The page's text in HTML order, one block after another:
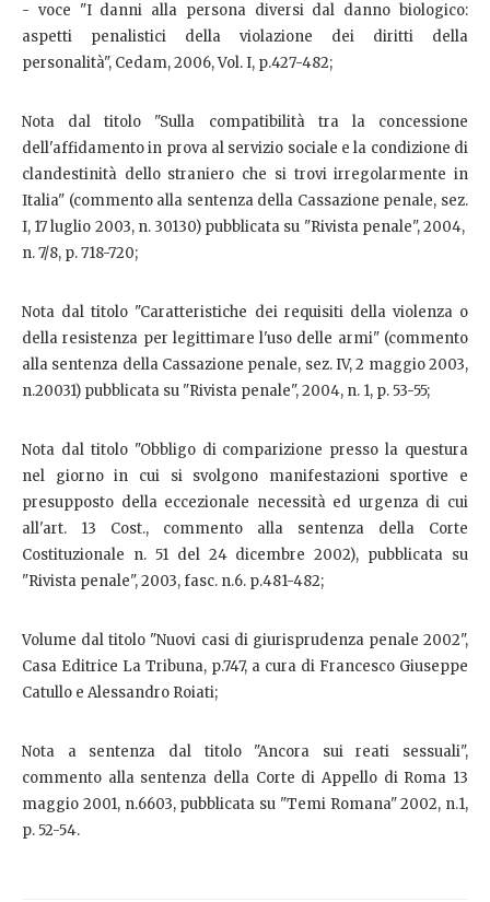
- voce "I danni alla persona diversi dal danno biologico:
aspetti penalistici della violazione dei diritti della
personalità", Cedam, 2006, Vol. I, p.427-482;
Nota dal titolo "Sulla compatibilità tra la concessione
dell'affidamento in prova al servizio sociale e la condizione di
clandestinità dello straniero che si trovi irregolarmente in
Italia" (commento alla sentenza della Cassazione penale, sez.
I, 17 luglio 2003, n. 30130) pubblicata su "Rivista penale", 2004,
n. 7/8, p. 718-720;
Nota dal titolo "Caratteristiche dei requisiti della violenza o
della resistenza per legittimare l'uso delle armi" (commento
alla sentenza della Cassazione penale, sez. IV, 2 maggio 2003,
n.20031) pubblicata su "Rivista penale", 2004, n. 1, p. 53-55;
Nota dal titolo "Obbligo di comparizione presso la questura
nel giorno in cui si svolgono manifestazioni sportive e
presupposto della eccezionale necessità ed urgenza di cui
all'art. 13 Cost., commento alla sentenza della Corte
Costituzionale n. 51 del 24 dicembre 2002), pubblicata su
"Rivista penale", 2003, fasc. n.6. p.481-482;
Volume dal titolo "Nuovi casi di giurisprudenza penale 2002",
Casa Editrice La Tribuna, p.747, a cura di Francesco Giuseppe
Catullo e Alessandro Roiati;
Nota a sentenza dal titolo "Ancora sui reati sessuali",
commento alla sentenza della Corte di Appello di Roma 13
maggio 2001, n.6603, pubblicata su "Temi Romana" 2002, n.1,
p. 52-54.